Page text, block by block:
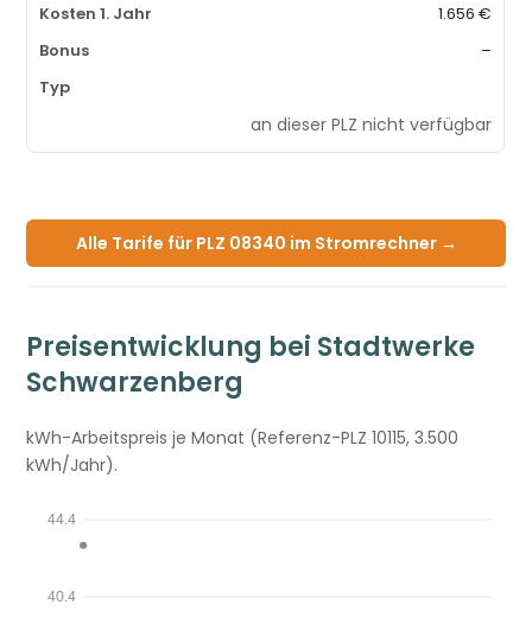
1.656 €
–
an dieser PLZ nicht verfügbar
Alle Tarife für PLZ 08340 im Stromrechner →
Preisentwicklung bei Stadtwerke
Schwarzenberg
kWh-Arbeitspreis je Monat (Referenz-PLZ 10115, 3.500
kWh/Jahr).